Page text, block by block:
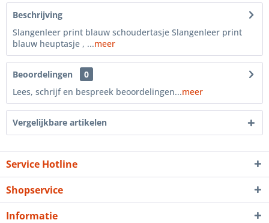
Beschrijving
Slangenleer print blauw schoudertasje Slangenleer print
blauw heuptasje , ...meer
Beoordelingen
0
Lees, schrijf en bespreek beoordelingen...meer
Vergelijkbare artikelen
Service Hotline
Shopservice
Informatie